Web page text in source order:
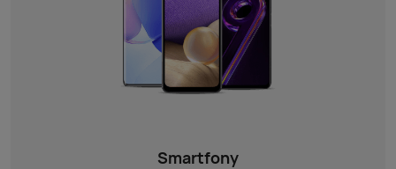
Smartfony